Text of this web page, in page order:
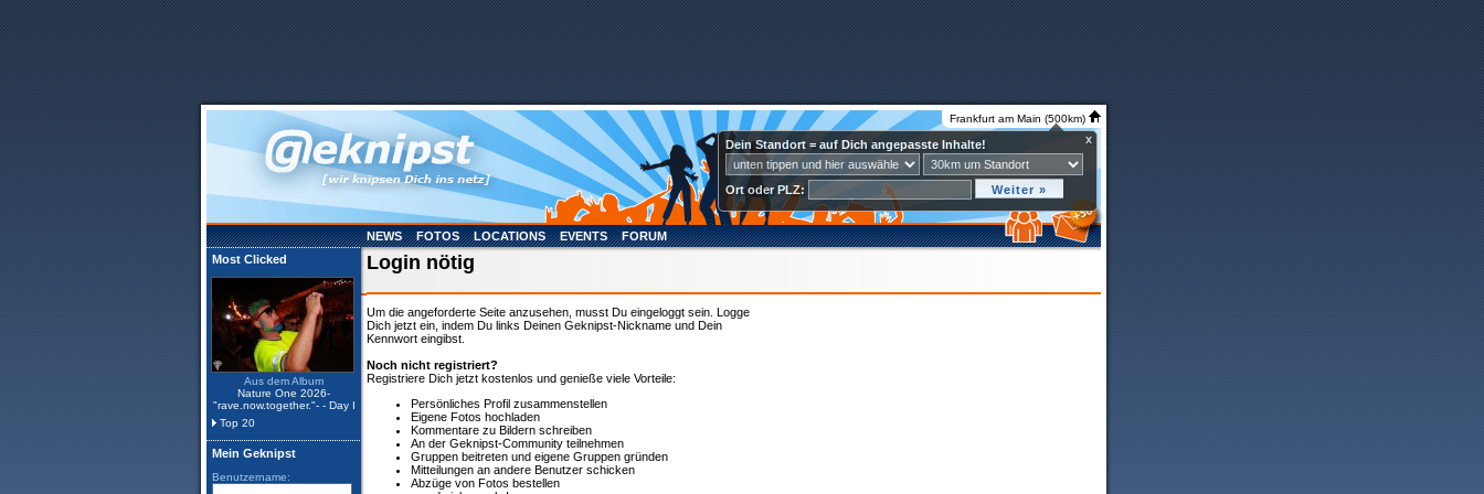
Frankfurt am Main (500km)
Dein Standort = auf Dich angepasste Inhalte! x
Ort oder PLZ:
NEWS FOTOS LOCATIONS EVENTS
FORUM
Most Clicked
Aus dem Album
Nature One 2026-
"rave.now.together."- - Day I
Top 20
Mein Geknipst
Benutzername:
Login nötig
Um die angeforderte Seite anzusehen, musst Du eingeloggt sein. Logge
Dich jetzt ein, indem Du links Deinen Geknipst-Nickname und Dein
Kennwort eingibst.
Noch nicht registriert?
Registriere Dich jetzt kostenlos und genieße viele Vorteile:
Persönliches Profil zusammenstellen
Eigene Fotos hochladen
Kommentare zu Bildern schreiben
An der Geknipst-Community teilnehmen
Gruppen beitreten und eigene Gruppen gründen
Mitteilungen an andere Benutzer schicken
Abzüge von Fotos bestellen